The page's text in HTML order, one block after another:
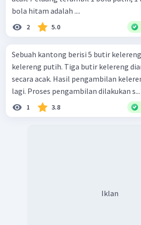
bola hitam adalah ....
2 5.0
Sebuah kantong berisi 5 butir
kelereng putih. Tiga butir kelereng
secara acak. Hasil pengambilan
lagi. Proses pengambilan dilakukan s...
1 3.8
Iklan